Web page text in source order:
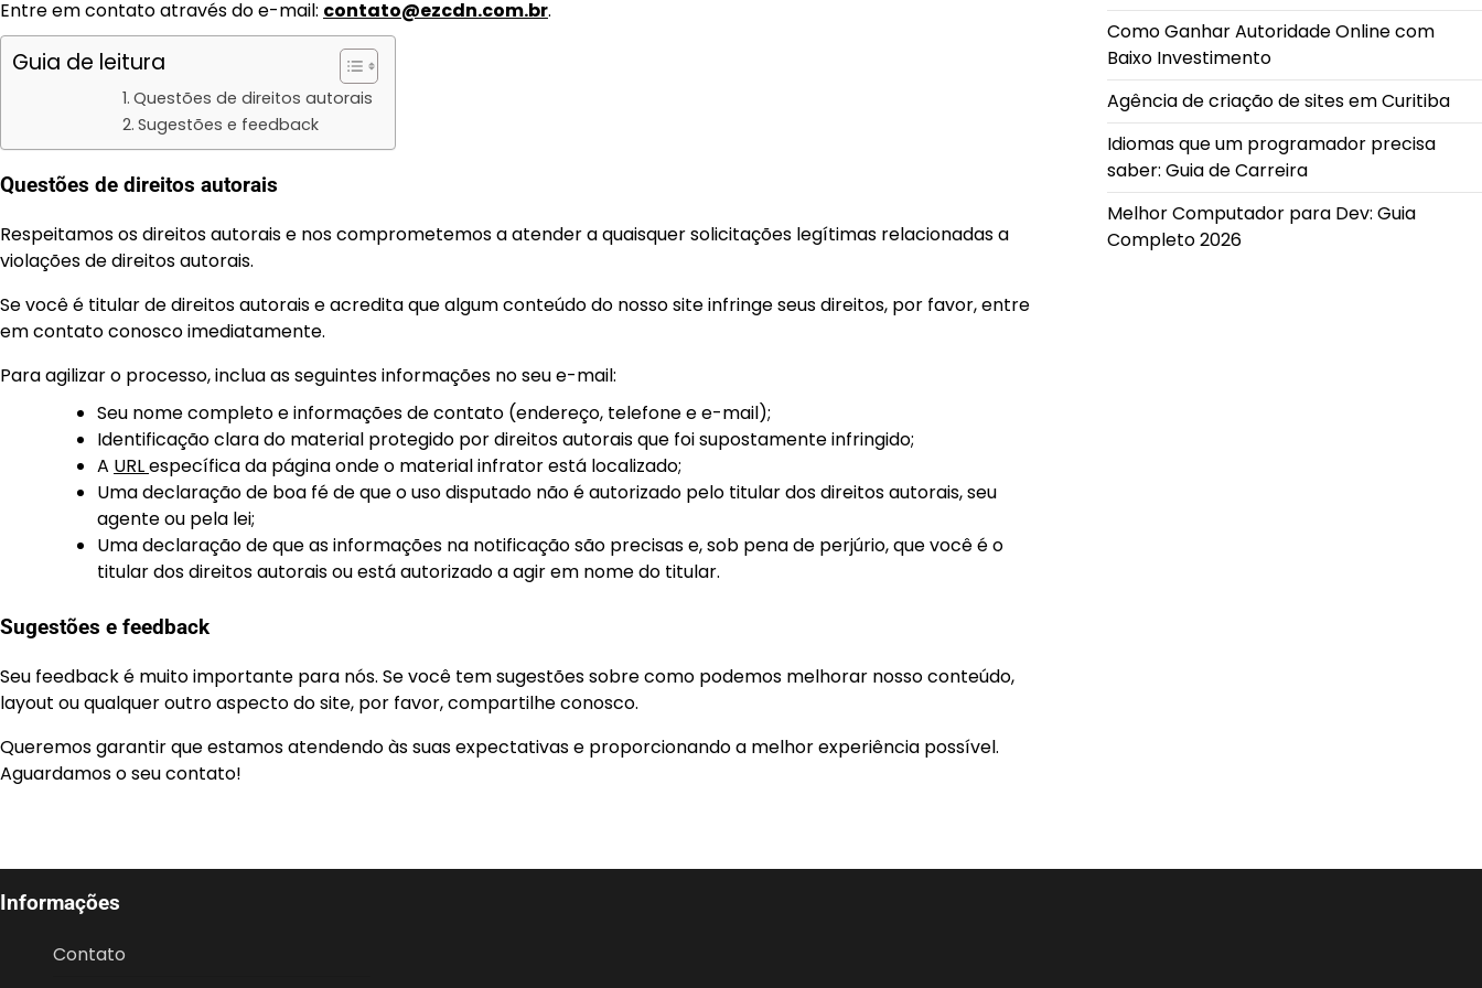
Entre em contato através do e-mail: contato@ezcdn.com.br.
Guia de leitura
Questões de direitos autorais
Sugestões e feedback
Questões de direitos autorais
Respeitamos os direitos autorais e nos comprometemos a atender a quaisquer solicitações legítimas relacionadas a
violações de direitos autorais.
Se você é titular de direitos autorais e acredita que algum conteúdo do nosso site infringe seus direitos, por favor, entre
em contato conosco imediatamente.
Para agilizar o processo, inclua as seguintes informações no seu e-mail:
Seu nome completo e informações de contato (endereço, telefone e e-mail);
Identificação clara do material protegido por direitos autorais que foi supostamente infringido;
A URLespecífica da página onde o material infrator está localizado;
Uma declaração de boa fé de que o uso disputado não é autorizado pelo titular dos direitos autorais, seu
agente ou pela lei;
Uma declaração de que as informações na notificação são precisas e, sob pena de perjúrio, que você é o
titular dos direitos autorais ou está autorizado a agir em nome do titular.
Sugestões e feedback
Seu feedback é muito importante para nós. Se você tem sugestões sobre como podemos melhorar nosso conteúdo,
layout ou qualquer outro aspecto do site, por favor, compartilhe conosco.
Queremos garantir que estamos atendendo às suas expectativas e proporcionando a melhor experiência possível.
Aguardamos o seu contato!
Como Ganhar Autoridade Online com
Baixo Investimento
Agência de criação de sites em Curitiba
Idiomas que um programador precisa
saber: Guia de Carreira
Melhor Computador para Dev: Guia
Completo 2026
Informações
Contato